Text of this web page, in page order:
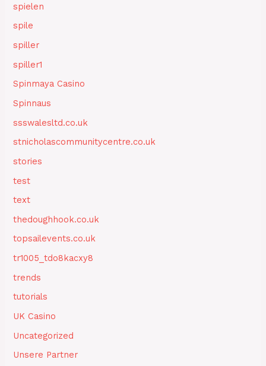
spielen
spile
spiller
spiller1
Spinmaya Casino
Spinnaus
ssswalesltd.co.uk
stnicholascommunitycentre.co.uk
stories
test
text
thedoughhook.co.uk
topsailevents.co.uk
tr1005_tdo8kacxy8
trends
tutorials
UK Casino
Uncategorized
Unsere Partner